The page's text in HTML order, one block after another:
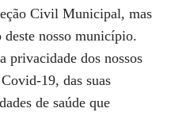
Civil Municipal, mas
nosso município.
privacidade dos nossos
19, das suas
de saúde que